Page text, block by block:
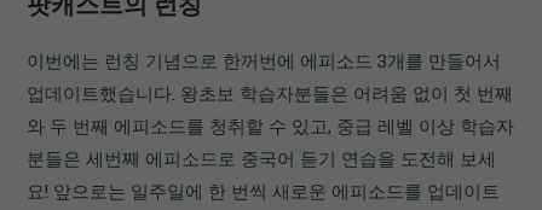
이번에는 런칭 기념으로 한꺼번에 에피소드 3개를 만들어서
업데이트했습니다. 왕초보 학습자분들은 어려움 없이 첫 번째
와 두 번째 에피소드를 청취할 수 있고, 중급 레벨 이상 학습자
분들은 세번째 에피소드로 중국어 듣기 연습을 도전해 보세
요! 앞으로는 일주일에 한 번씩 새로운 에피소드를 업데이트